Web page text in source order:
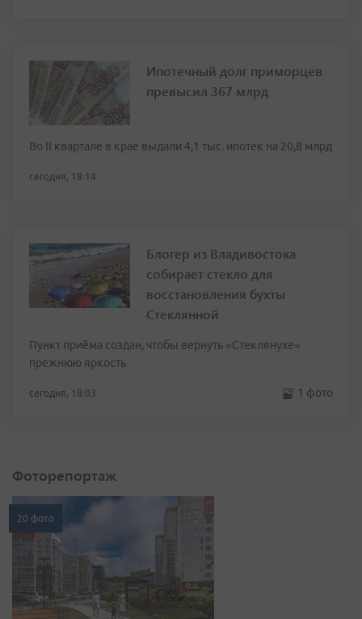
Ипотечный долг приморцев
превысил 367 млрд
Во II квартале в крае выдали 4,1 тыс. ипотек на 20,8 млрд
сегодня, 18:14
Блогер из Владивостока
собирает стекло для
восстановления бухты
Стеклянной
Пункт приёма создан, чтобы вернуть «Стеклянухе»
прежнюю яркость
сегодня, 18:03 1 фото
Фоторепортаж
20 фото